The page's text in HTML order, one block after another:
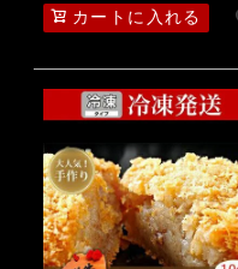
カートに入れる